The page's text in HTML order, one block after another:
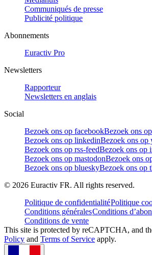
Communiqués de presse
Publicité politique
Abonnements
Euractiv Pro
Newsletters
Rapporteur
Newsletters en anglais
Social
Bezoek ons op facebookBezoek ons
Bezoek ons op linkedinBezoek ons op
Bezoek ons op rss-feedBezoek ons op
Bezoek ons op mastodonBezoek ons
Bezoek ons op blueskyBezoek ons op
© 2026 Euractiv FR. All rights reserved.
Politique de confidentialitéPolitique
Conditions généralesConditions
Conditions de vente
This site is protected by reCAPTCHA, and
Policy and Terms of Service apply.